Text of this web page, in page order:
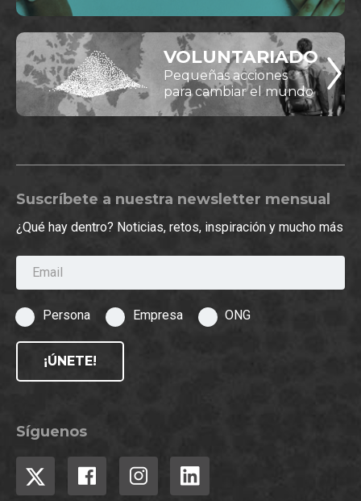
VOLUNTARIADO
Pequeñas acciones
para cambiar el mundo
Suscríbete a nuestra newsletter mensual
¿Qué hay dentro? Noticias, retos, inspiración y mucho más
Email
Persona Empresa ONG
¡ÚNETE!
Síguenos